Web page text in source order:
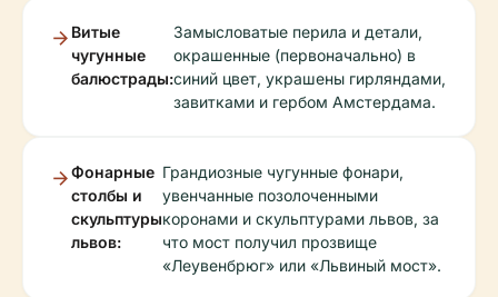
Витые
чугунные
балюстрады:
Замысловатые перила и детали,
окрашенные (первоначально) в
синий цвет, украшены гирляндами,
завитками и гербом Амстердама.
Фонарные
столбы и
скульптуры
львов:
Грандиозные чугунные фонари,
увенчанные позолоченными
коронами и скульптурами львов, за
что мост получил прозвище
«Леувенбрюг» или «Львиный мост».